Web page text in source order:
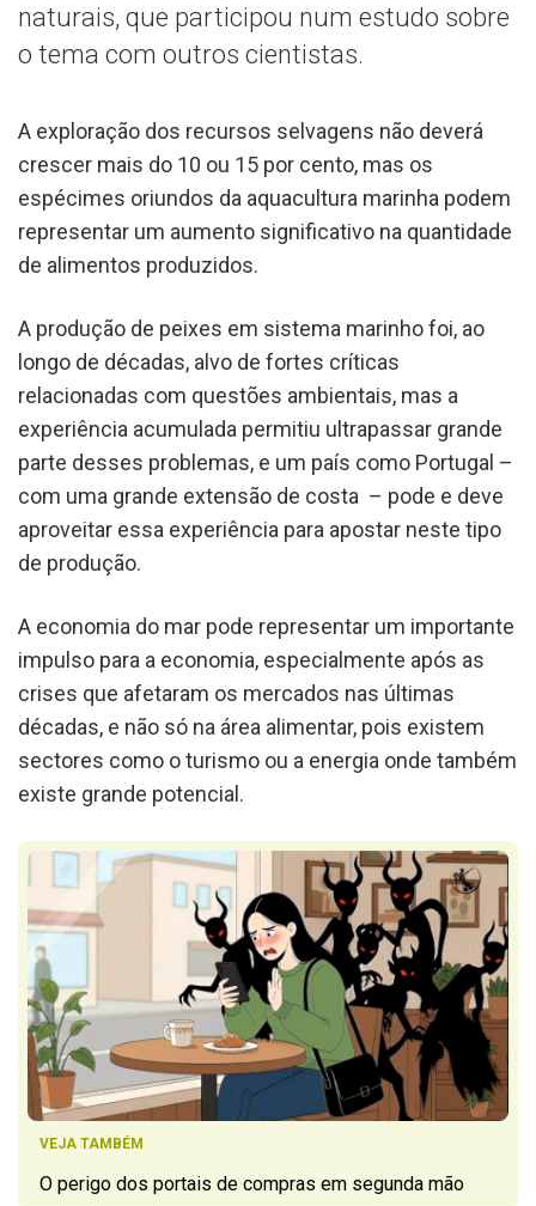
naturais, que participou num estudo sobre
o tema com outros cientistas.
A exploração dos recursos selvagens não deverá
crescer mais do 10 ou 15 por cento, mas os
espécimes oriundos da aquacultura marinha podem
representar um aumento significativo na quantidade
de alimentos produzidos.
A produção de peixes em sistema marinho foi, ao
longo de décadas, alvo de fortes críticas
relacionadas com questões ambientais, mas a
experiência acumulada permitiu ultrapassar grande
parte desses problemas, e um país como Portugal –
com uma grande extensão de costa – pode e deve
aproveitar essa experiência para apostar neste tipo
de produção.
A economia do mar pode representar um importante
impulso para a economia, especialmente após as
crises que afetaram os mercados nas últimas
décadas, e não só na área alimentar, pois existem
sectores como o turismo ou a energia onde também
existe grande potencial.
VEJA TAMBÉM
O perigo dos portais de compras em segunda mão